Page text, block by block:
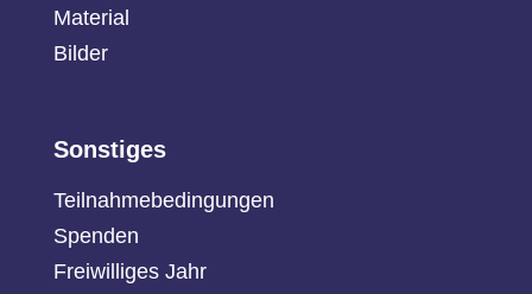
Material
Bilder
Sonstiges
Teilnahmebedingungen
Spenden
Freiwilliges Jahr